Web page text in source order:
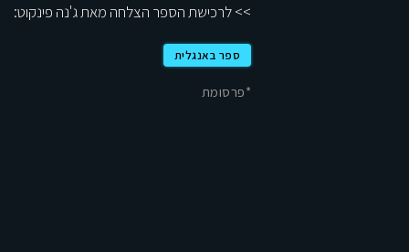
>> לרכישת הספר הצלחה מאת ג'נה פינקוט:
ספר באנגלית
*פרסומת